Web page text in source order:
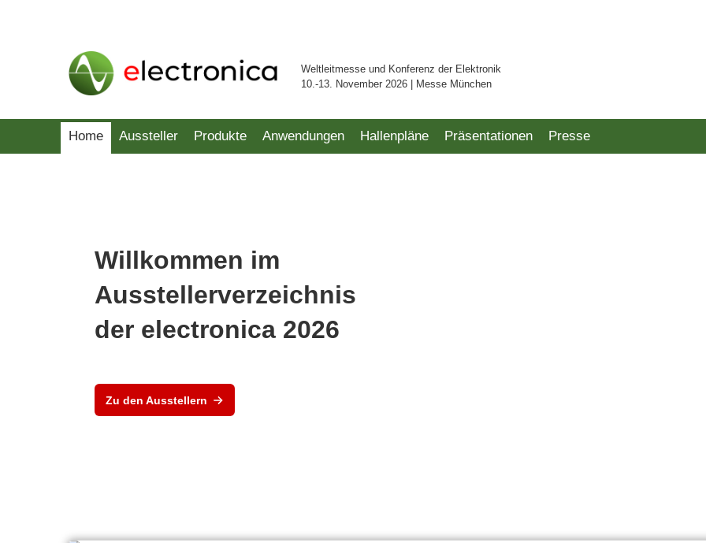
Weltleitmesse und Konferenz der Elektronik
10.-13. November 2026 | Messe München
Home Aussteller Produkte Anwendungen Hallenpläne Präsentationen Presse
Willkommen im
Ausstellerverzeichnis
der electronica 2026
Zu den Ausstellern